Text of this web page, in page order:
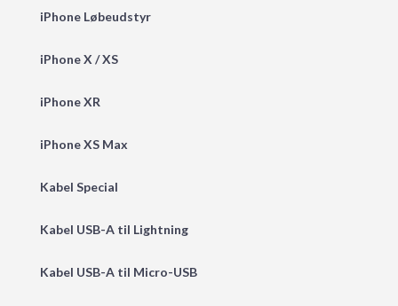
iPhone Løbeudstyr
iPhone X / XS
iPhone XR
iPhone XS Max
Kabel Special
Kabel USB-A til Lightning
Kabel USB-A til Micro-USB